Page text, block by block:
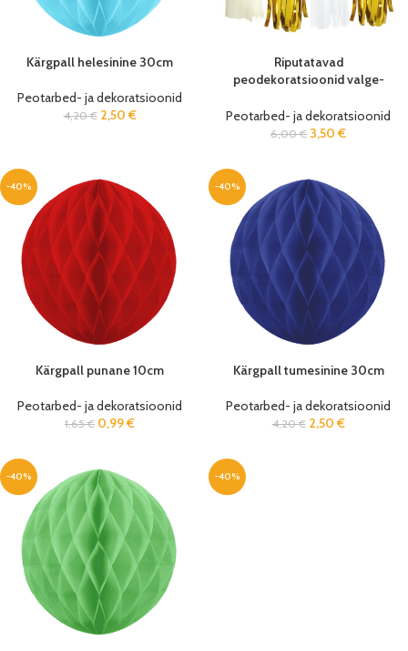
Kärgpall helesinine 30cm
Peotarbed- ja dekoratsioonid
4,20€ 2,50 €
Riputatavad
peodekoratsioonid valge-
Peotarbed- ja dekoratsioonid
6,00€ 3,50 €
-40%
Kärgpall punane 10cm
Peotarbed- ja dekoratsioonid
1,65€ 0,99€
-40%
Kärgpall tumesinine 30cm
Peotarbed- ja dekoratsioonid
4,20€ 2,50 €
-40% -40%